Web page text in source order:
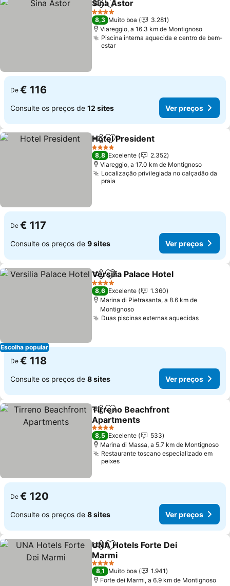
PartilharAdicionar aos favoritos
Sina Astor
4 Estrelas
8,3 Muito boa
3.281
Viareggio, a 16.3 km de Montignoso
Piscina interna aquecida e centro de bem-
estar
De € 116
Consulte os preços de 12 sites Ver preços
PartilharAdicionar aos favoritos
Hotel President
4 Estrelas
8,8 Excelente
2.352
Viareggio, a 17.0 km de Montignoso
Localização privilegiada no calçadão da
praia
De € 117
Consulte os preços de 9 sites Ver preços
Escolha popular
PartilharAdicionar aos favoritos
Versilia Palace Hotel
4 Estrelas
8,6 Excelente
1.360
Marina di Pietrasanta, a 8.6 km de
Montignoso
Duas piscinas externas aquecidasVer
De € 118
Consulte os preços de 8 sites Ver preços
PartilharAdicionar aos favoritos
Tirreno Beachfront
Apartments
Ver preços
4 Estrelas
8,5 Excelente
533
Marina di Massa, a 5.7 km de Montignoso
Restaurante toscano especializado em
peixes
De € 120
Consulte os preços de 8 sites Ver preços
PartilharAdicionar aos favoritos
UNA Hotels Forte Dei
Marmi
Ver preços
4 Estrelas
8,1 Muito boa
1.941
Forte dei Marmi, a 6.9 km de Montignoso